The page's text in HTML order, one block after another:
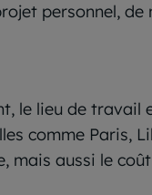
personnel,
le lieu de
comme Paris,
mais aussi le